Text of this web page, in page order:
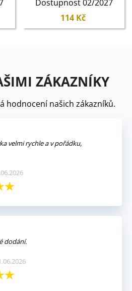
Dostupnost 02/2027
114 Kč
ZÁKAZNÍKY
hodnocení našich zákazníků.
velmi rychle a v pořádku,
dodání.